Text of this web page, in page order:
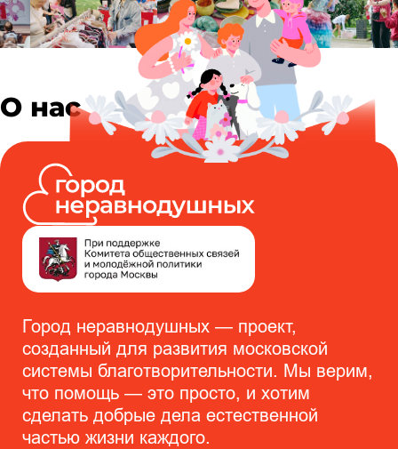
О нас
Город неравнодушных — проект,
созданный для развития московской
системы благотворительности. Мы верим,
что помощь — это просто, и хотим
сделать добрые дела естественной
частью жизни каждого.